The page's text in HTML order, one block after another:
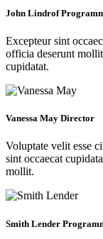
John Lindrof
Excepteur sint
officia deserunt
cupidatat.
Vanessa May Director
Voluptate velit esse
sint occaecat
mollit.
Smith Lender